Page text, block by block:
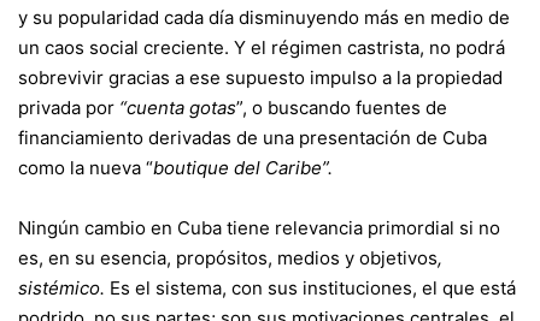
y su popularidad cada día disminuyendo más en medio de
un caos social creciente. Y el régimen castrista, no podrá
sobrevivir gracias a ese supuesto impulso a la propiedad
privada por “cuenta gotas”, o buscando fuentes de
financiamiento derivadas de una presentación de Cuba
como la nueva “boutique del Caribe”.
Ningún cambio en Cuba tiene relevancia primordial si no
es, en su esencia, propósitos, medios y objetivos,
sistémico. Es el sistema, con sus instituciones, el que está